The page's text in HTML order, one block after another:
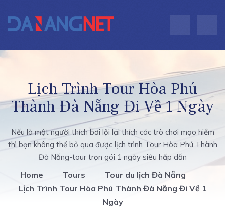
Lịch Trình Tour Hòa Phú
Thành Đà Nẵng Đi Về 1 Ngày
Nếu là một người thích bơi lội lại thích các trò chơi mạo hiểm
thì bạn không thể bỏ qua được lịch trình Tour Hòa Phú Thành
Đà Nẵng-tour trọn gói 1 ngày siêu hấp dẫn
Home Tours
Tour du lịch Đà Nẵng
Lịch Trình Tour Hòa Phú Thành Đà Nẵng Đi Về 1
Ngày